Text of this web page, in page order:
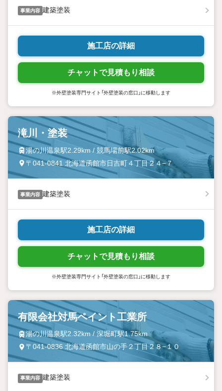
事業内容 建築塗装
施工店の詳細
チャットで見積もり相談
※外壁塗装専門サイト「外壁塗装の窓口」に移動します
滝川・塗装
湯の川温泉駅2.29km / 競馬場前駅2.02km
〒041-0841 北海道函館市日吉町４丁目２４−７
事業内容 建築塗装
施工店の詳細
チャットで見積もり相談
※外壁塗装専門サイト「外壁塗装の窓口」に移動します
有限会社対馬ペイント工業所
湯の川温泉駅2.32km / 深堀町駅1.75km
〒041-0836 北海道函館市山の手２丁目２８−１０
事業内容 建築塗装